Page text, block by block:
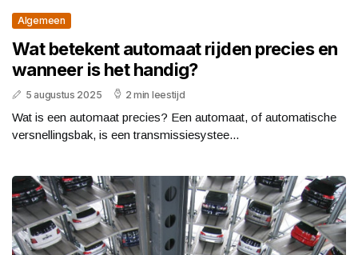
Algemeen
Wat betekent automaat rijden precies en
wanneer is het handig?
5 augustus 2025 2 min leestijd
Wat is een automaat precies? Een automaat, of automatische
versnellingsbak, is een transmissiesystee...